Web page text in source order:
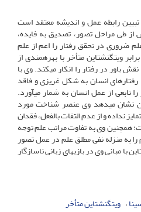
تبیین رابطه عمل و اندیشه معتقد است
از طی مراحل تصور، تصدیق به فایده،
ضروری در تحقق رفتار را اعم از علم
ویتگنشتاین متأخر با بهره­مندی از
باور در رفتار را انکار می­کند. وی با
انسان به شکل غریزی و فاقد
تابعی از عمل انسان به شمار می­آورد.
نشان می­دهد وی عنصر شناخت مورد
نداده و از عدم التفات بالفعل، فقدان
همچنین وی به تفاوت مراتب علم توجه
به منزله نفی مطلق علم در عمل تصور
با مبانی وی در بازی­های زبانی ناسازگار
ویتگنشتاین متأخر